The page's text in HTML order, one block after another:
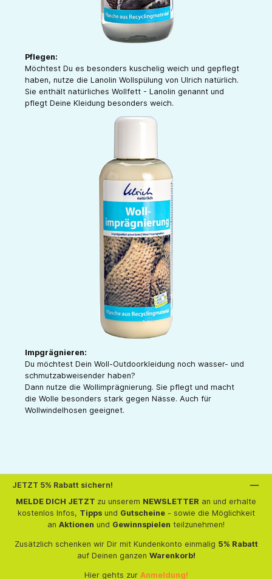
Pflegen:
Möchtest Du es besonders kuschelig weich und gepflegt
haben, nutze die Lanolin Wollspülung von Ulrich natürlich.
Sie enthält natürliches Wollfett - Lanolin genannt und
pflegt Deine Kleidung besonders weich.
Impgrägnieren:
Du möchtest Dein Woll-Outdoorkleidung noch wasser- und
schmutzabweisender haben?
Dann nutze die Wollimprägnierung. Sie pflegt und macht
die Wolle besonders stark gegen Nässe. Auch für
Wollwindelhosen geeignet.
JETZT 5% Rabatt sichern!
MELDE DICH JETZT zu unserem NEWSLETTER an und erhalte
kostenlos Infos, Tippsund Gutscheine- sowie die Möglichkeit
an Aktionen und Gewinnspielen teilzunehmen!
Zusätzlich schenken wir Dir mit Kundenkonto einmalig 5% Rabatt
auf Deinen ganzen Warenkorb!
Hier gehts zur Anmeldung!